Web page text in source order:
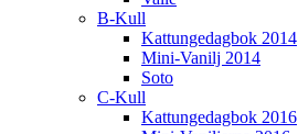
B-Kull
Kattungedagbok 2014
Mini-Vanilj 2014
Soto
C-Kull
Kattungedagbok 2016